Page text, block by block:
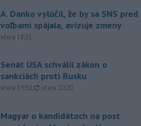
A. Danko vylúčil, že by sa SNS pred
voľbami spájala, avizuje zmeny
včera 18:51
Senát USA schválil zákon o
sankciách proti Rusku
včera 19:50, aktualizované
včera 20:20
Magyar o kandidátoch na post